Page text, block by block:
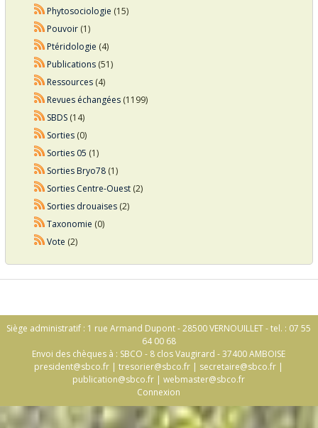
Phytosociologie (15)
Pouvoir(1)
Ptéridologie (4)
Publications(51)
Ressources(4)
Revues échangées(1199)
SBDS(14)
Sorties(0)
Sorties 05 (1)
Sorties Bryo78(1)
Sorties Centre-Ouest(2)
Sorties drouaises(2)
Taxonomie (0)
Vote (2)
Siège administratif : 1 rue Armand Dupont - 28500 VERNOUILLET - tel. : 07 55
64 00 68
Envoi des chèques à : SBCO - 8 clos Vaugirard - 37400 AMBOISE
president@sbco.fr |tresorier@sbco.fr | secretaire@sbco.fr |
publication@sbco.fr |webmaster@sbco.fr
Connexion